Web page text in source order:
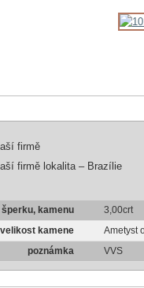
firmě
firmě lokalita – Brazílie
šperku, kamenu 3,00crt
velikost kamene Ametyst
poznámka VVS